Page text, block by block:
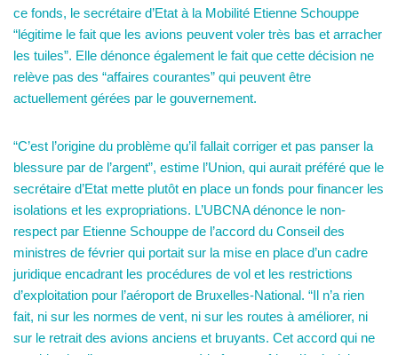
ce fonds, le secrétaire d’Etat à la Mobilité Etienne Schouppe
“légitime le fait que les avions peuvent voler très bas et arracher
les tuiles”. Elle dénonce également le fait que cette décision ne
relève pas des “affaires courantes” qui peuvent être
actuellement gérées par le gouvernement.
“C’est l’origine du problème qu’il fallait corriger et pas panser la
blessure par de l’argent”, estime l’Union, qui aurait préféré que le
secrétaire d’Etat mette plutôt en place un fonds pour financer les
isolations et les expropriations. L’UBCNA dénonce le non-
respect par Etienne Schouppe de l’accord du Conseil des
ministres de février qui portait sur la mise en place d’un cadre
juridique encadrant les procédures de vol et les restrictions
d’exploitation pour l’aéroport de Bruxelles-National. “Il n’a rien
fait, ni sur les normes de vent, ni sur les routes à améliorer, ni
sur le retrait des avions anciens et bruyants. Cet accord qui ne